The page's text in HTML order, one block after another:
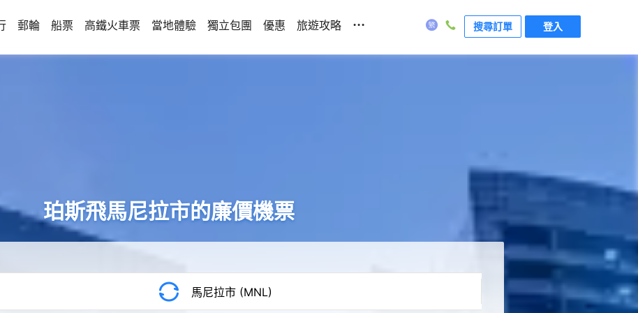
郵輪 船票 高鐵火車票 當地體驗 獨立包團 優惠 旅遊攻略 ... 搜尋訂單 登入
珀斯飛馬尼拉市的廉價機票